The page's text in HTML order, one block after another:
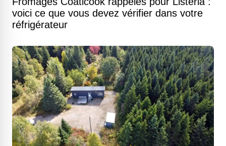
voici ce que vous devez vérifier dans votre
réfrigérateur